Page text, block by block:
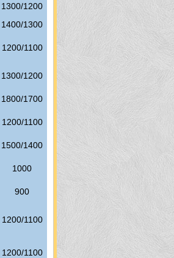
1300/1200
1400/1300
1200/1100
1300/1200
1800/1700
1200/1100
1500/1400
1000
900
1200/1100
1200/1100